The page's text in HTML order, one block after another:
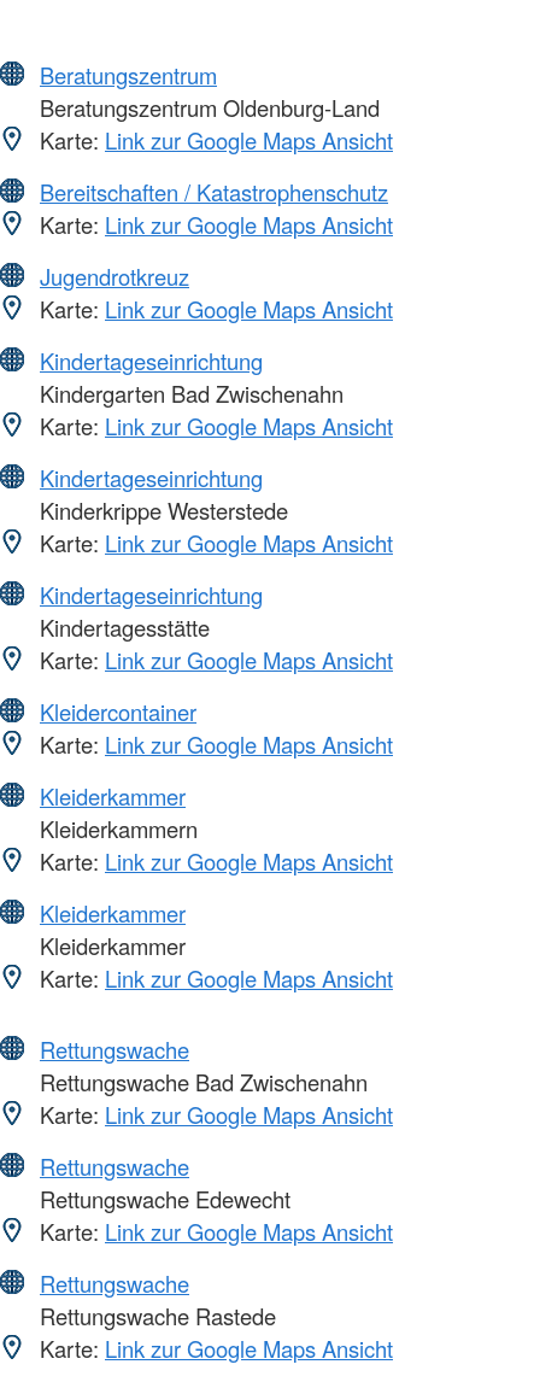
Beratungszentrum
Beratungszentrum Oldenburg-Land
Karte: Link zur Google Maps Ansicht
Bereitschaften / Katastrophenschutz
Karte: Link zur Google Maps Ansicht
Jugendrotkreuz
Karte: Link zur Google Maps Ansicht
Kindertageseinrichtung
Kindergarten Bad Zwischenahn
Karte: Link zur Google Maps Ansicht
Kindertageseinrichtung
Kinderkrippe Westerstede
Karte: Link zur Google Maps Ansicht
Kindertageseinrichtung
Kindertagesstätte
Karte: Link zur Google Maps Ansicht
Kleidercontainer
Karte: Link zur Google Maps Ansicht
Kleiderkammer
Kleiderkammern
Karte: Link zur Google Maps Ansicht
Kleiderkammer
Kleiderkammer
Karte: Link zur Google Maps Ansicht
Rettungswache
Rettungswache Bad Zwischenahn
Karte: Link zur Google Maps Ansicht
Rettungswache
Rettungswache Edewecht
Karte: Link zur Google Maps Ansicht
Rettungswache
Rettungswache Rastede
Karte: Link zur Google Maps Ansicht